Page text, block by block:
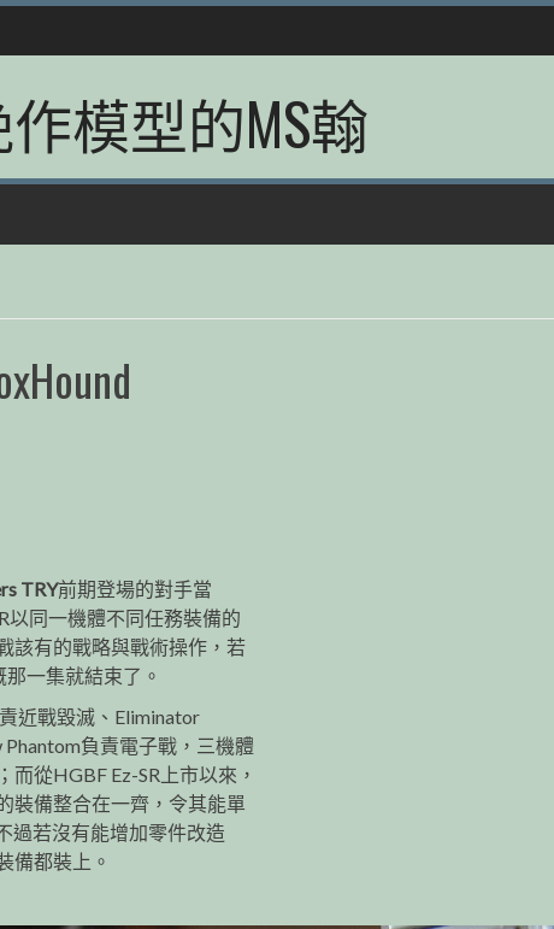
模型的MS翰
TRY前期登場的對手當
以同一機體不同任務裝備的
該有的戰略與戰術操作，若
一集就結束了。
近戰毀滅、Eliminator
負責電子戰，三機體
從HGBF Ez-SR上市以來，
裝備整合在一齊，令其能單
過若沒有能增加零件改造
備都裝上。